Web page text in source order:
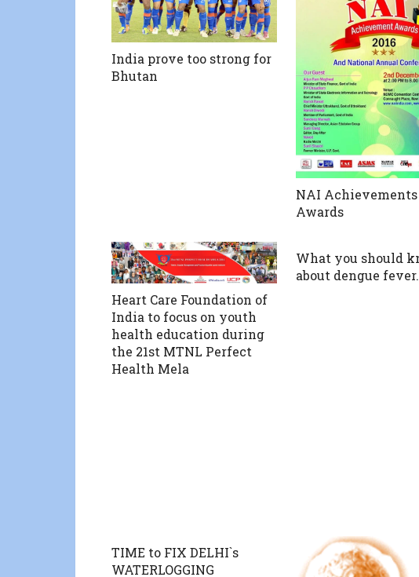
India prove too strong for
Bhutan
NAI Achievements
Awards
Heart Care Foundation of
India to focus on youth
health education during
the 21st MTNL Perfect
Health Mela
What you should
about dengue
TIME to FIX DELHI`s
WATERLOGGING